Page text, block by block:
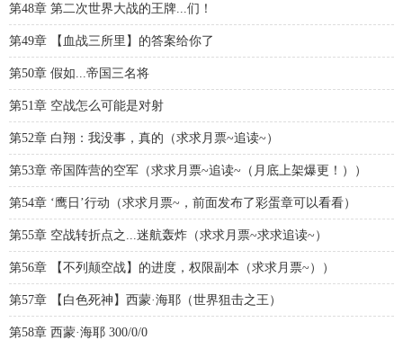
第48章 第二次世界大战的王牌...们！
第49章 【血战三所里】的答案给你了
第50章 假如...帝国三名将
第51章 空战怎么可能是对射
第52章 白翔：我没事，真的（求求月票~追读~）
第53章 帝国阵营的空军（求求月票~追读~（月底上架爆更！））
第54章 ‘鹰日’行动（求求月票~，前面发布了彩蛋章可以看看）
第55章 空战转折点之...迷航轰炸（求求月票~求求追读~）
第56章 【不列颠空战】的进度，权限副本（求求月票~））
第57章 【白色死神】西蒙·海耶（世界狙击之王）
第58章 西蒙·海耶 300/0/0